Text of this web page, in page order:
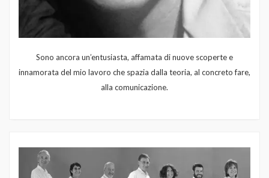
Sono ancora un’entusiasta, affamata di nuove scoperte e
innamorata del mio lavoro che spazia dalla teoria, al concreto fare,
alla comunicazione.